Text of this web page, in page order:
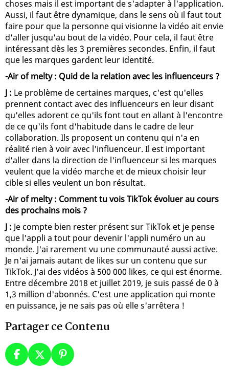
choses mais il est important de s'adapter à l'application.
Aussi, il faut être dynamique, dans le sens où il faut tout
faire pour que la personne qui visionne la vidéo ait envie
d'aller jusqu'au bout de la vidéo. Pour cela, il faut être
intéressant dès les 3 premières secondes. Enfin, il faut
que les marques gardent leur identité.
-Air of melty : Quid de la relation avec les influenceurs ?
J : Le problème de certaines marques, c'est qu'elles
prennent contact avec des influenceurs en leur disant
qu'elles adorent ce qu'ils font tout en allant à l'encontre
de ce qu'ils font d'habitude dans le cadre de leur
collaboration. Ils proposent un contenu qui n'a en
réalité rien à voir avec l'influenceur. Il est important
d'aller dans la direction de l'influenceur si les marques
veulent que la vidéo marche et de mieux choisir leur
cible si elles veulent un bon résultat.
-Air of melty : Comment tu vois TikTok évoluer au cours
des prochains mois ?
J : Je compte bien rester présent sur TikTok et je pense
que l'appli a tout pour devenir l'appli numéro un au
monde. J'ai rarement vu une communauté aussi active.
Je n'ai jamais autant de likes sur un contenu que sur
TikTok. J'ai des vidéos à 500 000 likes, ce qui est énorme.
Entre décembre 2018 et juillet 2019, je suis passé de 0 à
1,3 million d'abonnés. C'est une application qui monte
en puissance, je ne sais pas où elle s'arrêtera !
Partager ce Contenu